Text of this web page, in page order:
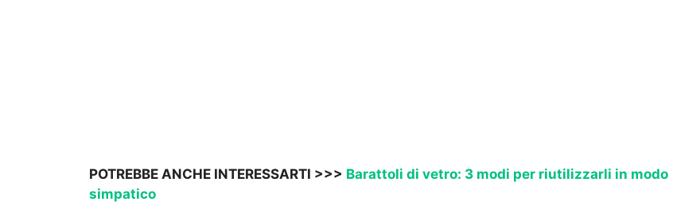
POTREBBE ANCHE INTERESSARTI >>> Barattoli di vetro: 3 modi per riutilizzarli in modo
simpatico